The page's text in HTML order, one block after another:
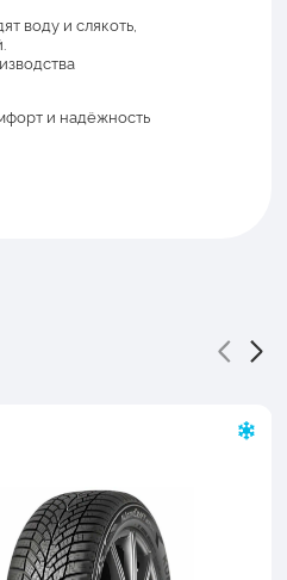
воду и слякоть,
и надёжность